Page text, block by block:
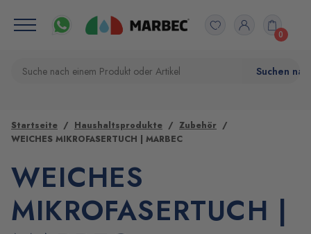
0
Startseite Haushaltsprodukte
Zubehör
WEICHES MIKROFASERTUCH | MARBEC
WEICHES
MIKROFASERTUCH |